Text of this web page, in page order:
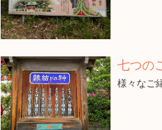
七つの
様々なご